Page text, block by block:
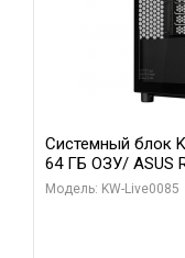
Системный блок
64 ГБ ОЗУ/ ASUS
256bit Type-C DP
Модель: KW-Live0085